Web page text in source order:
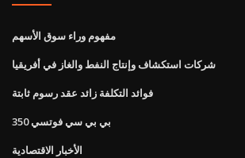
مفهوم وراء سوق الأسهم
شركات استكشاف وإنتاج النفط والغاز في أفريقيا
فوائد التكلفة زائد عقد رسوم ثابتة
بي بي سي فوتسي 350
الأخبار الاقتصادية